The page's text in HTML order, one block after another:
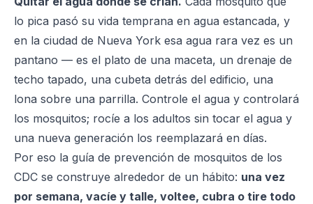
lo pica pasó su vida temprana en agua estancada, y
en la ciudad de Nueva York esa agua rara vez es un
pantano — es el plato de una maceta, un drenaje de
techo tapado, una cubeta detrás del edificio, una
lona sobre una parrilla. Controle el agua y controlará
los mosquitos; rocíe a los adultos sin tocar el agua y
una nueva generación los reemplazará en días.
Por eso la guía de prevención de mosquitos de los
CDC se construye alrededor de un hábito: una vez
por semana, vacíe y talle, voltee, cubra o tire todo